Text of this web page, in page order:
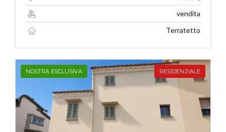
vendita
Terratetto
NOSTRA ESCLUSIVA RESIDENZIALE